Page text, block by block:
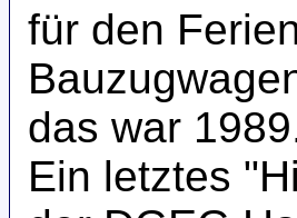
für den
das war
Ein letztes